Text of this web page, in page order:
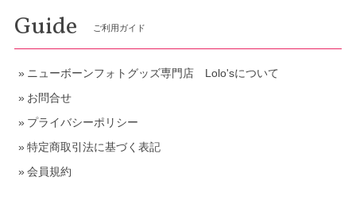
Guide ご利用ガイド
ニューボーンフォトグッズ専門店 Lolo'sについて
お問合せ
プライバシーポリシー
特定商取引法に基づく表記
会員規約